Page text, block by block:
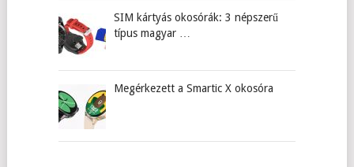
SIM kártyás okosórák: 3 népszerű
típus magyar …
Megérkezett a Smartic X okosóra